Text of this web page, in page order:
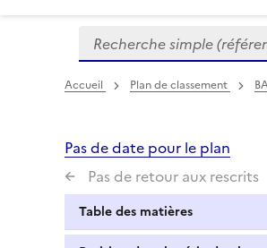
Formulaire
de
recherche
Recherche simple
Accueil Plan de classement
Pas de date pour le plan
Pas de retour aux rescrits
Table des matières